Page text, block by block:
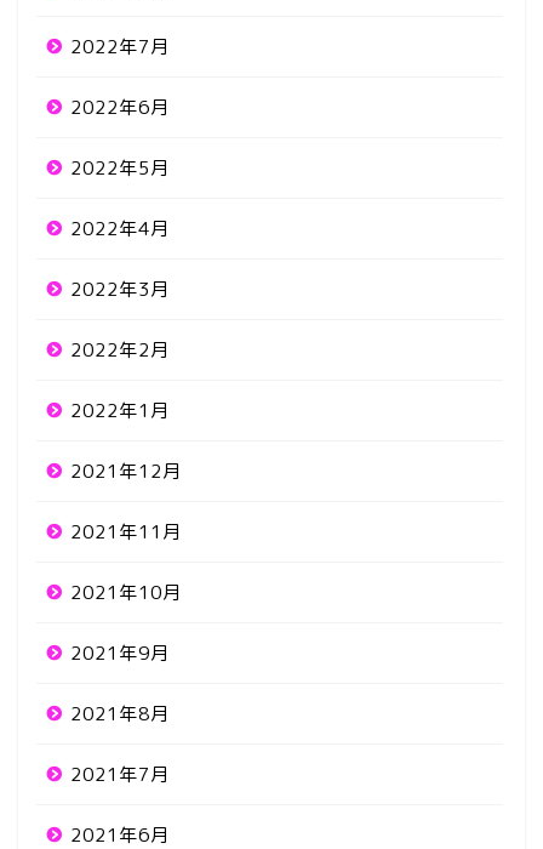
2022年7月
2022年6月
2022年5月
2022年4月
2022年3月
2022年2月
2022年1月
2021年12月
2021年11月
2021年10月
2021年9月
2021年8月
2021年7月
2021年6月